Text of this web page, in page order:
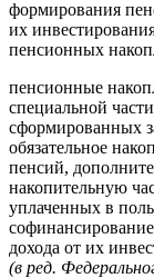
формирования
их
пенсионных
пенсионные
специальной
сформированных
обязательное
пенсий,
накопительную
уплаченных в
дохода от их
(в ред.